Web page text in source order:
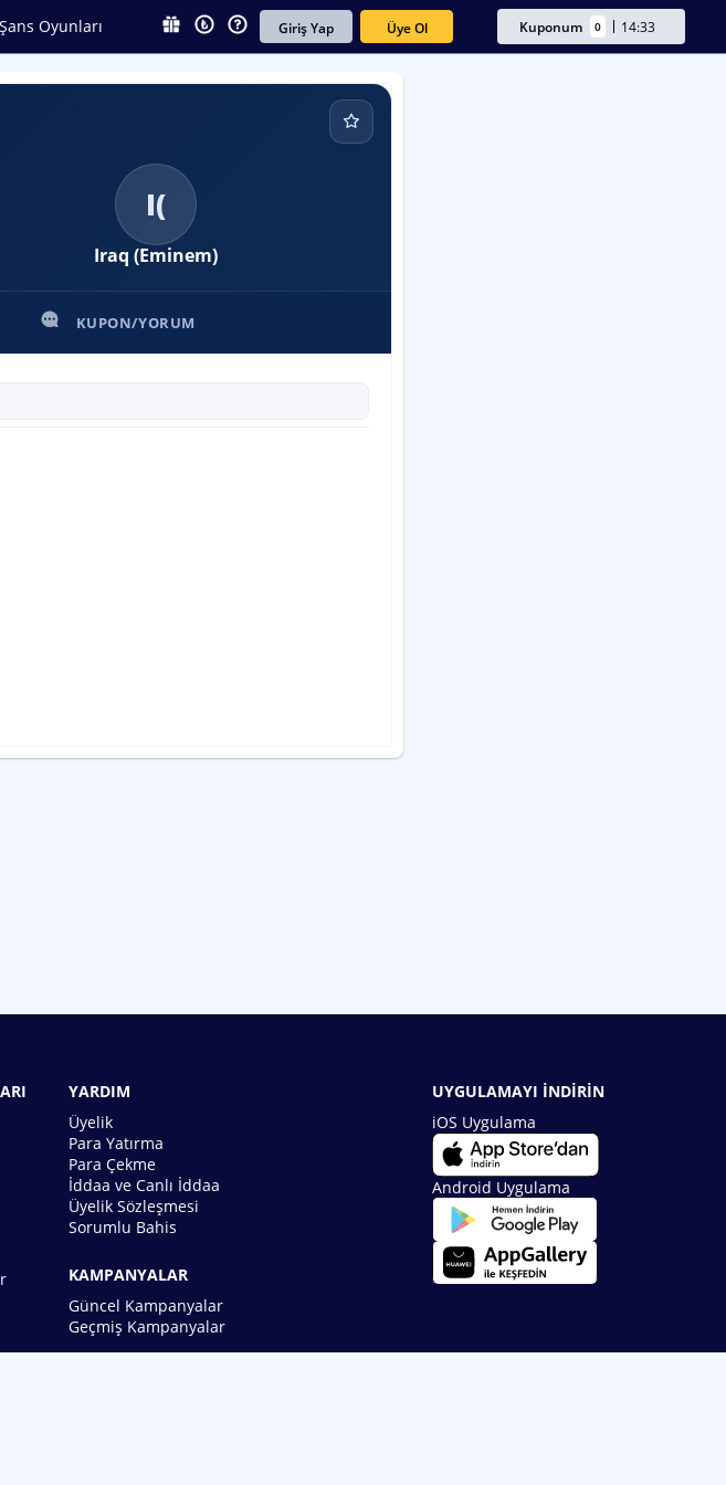
Şans Oyunları Giriş Yap Üye Ol Kuponum 0 14:33
I(
Iraq (Eminem)
KUPON/YORUM
YARDIM
Üyelik
Para Yatırma
Para Çekme
İddaa ve Canlı İddaa
Üyelik Sözleşmesi
Sorumlu Bahis
KAMPANYALAR
Güncel Kampanyalar
Geçmiş Kampanyalar
UYGULAMAYI İNDİRİN
iOS Uygulama
Android Uygulama